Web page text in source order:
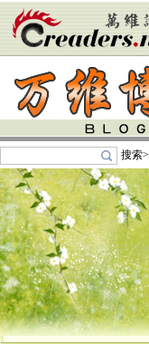
搜索